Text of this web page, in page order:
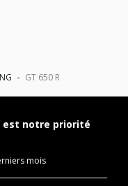
GT 650 R
notre priorité
mois